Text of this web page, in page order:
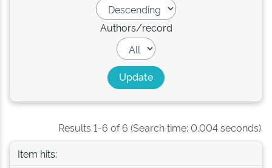
Authors/record
Results 1-6 of 6 (Search time: 0.004 seconds).
Item hits: